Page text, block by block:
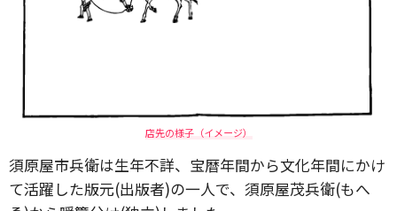
店先の様子（イメージ）
須原屋市兵衛は生年不詳、宝暦年間から文化年間にかけ
て活躍した版元(出版者)の一人で、須原屋茂兵衛(もへ